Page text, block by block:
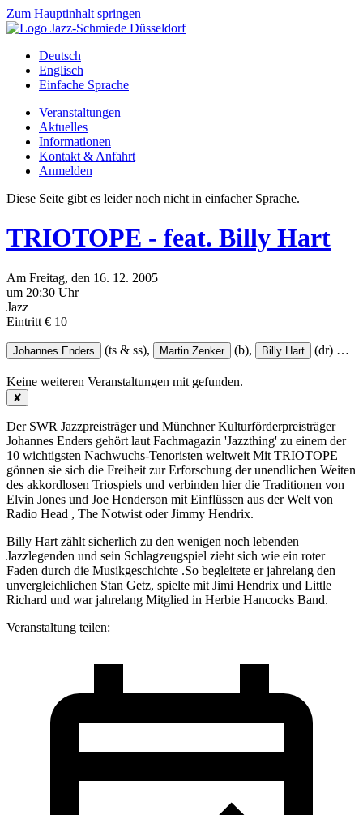
Zum Hauptinhalt springen
Deutsch
Englisch
Einfache Sprache
Veranstaltungen
Aktuelles
Informationen
Kontakt & Anfahrt
Anmelden
Diese Seite gibt es leider noch nicht in einfacher Sprache.
TRIOTOPE - feat. Billy Hart
Am Freitag, den 16. 12. 2005
um 20:30 Uhr
Jazz
Eintritt € 10
Johannes Enders (ts & ss), Martin Zenker (b), Billy Hart (dr) …
Keine weiteren Veranstaltungen mit gefunden.
✘
Der SWR Jazzpreisträger und Münchner Kulturförderpreisträger
Johannes Enders gehört laut Fachmagazin 'Jazzthing' zu einem der
10 wichtigsten Nachwuchs-Tenoristen weltweit Mit TRIOTOPE
gönnen sie sich die Freiheit zur Erforschung der unendlichen Weiten
des akkordlosen Triospiels und verbinden hier die Traditionen von
Elvin Jones und Joe Henderson mit Einflüssen aus der Welt von
Radio Head , The Notwist oder Jimmy Hendrix.
Billy Hart zählt sicherlich zu den wenigen noch lebenden
Jazzlegenden und sein Schlagzeugspiel zieht sich wie ein roter
Faden durch die Musikgeschichte .So begleitete er jahrelang den
unvergleichlichen Stan Getz, spielte mit Jimi Hendrix und Little
Richard und war jahrelang Mitglied in Herbie Hancocks Band.
Veranstaltung teilen: